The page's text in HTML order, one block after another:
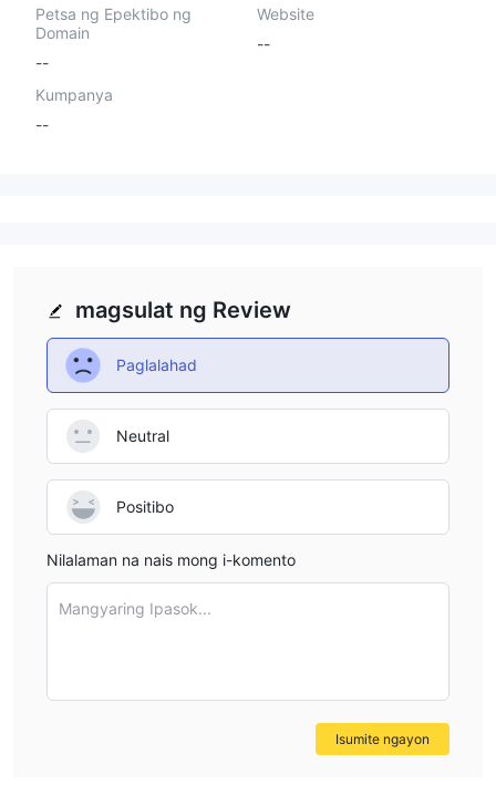
Petsa ng Epektibo ng
Domain
--
Website
--
Kumpanya
--
magsulat ng Review
Paglalahad
Neutral
Positibo
Nilalaman na nais mong i-komento
Mangyaring Ipasok...
Isumite ngayon